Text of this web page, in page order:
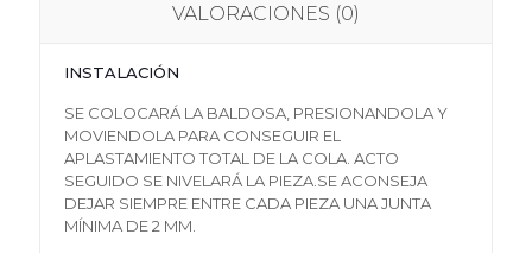
VALORACIONES (0)
INSTALACIÓN
SE COLOCARÁ LA BALDOSA, PRESIONANDOLA Y
MOVIENDOLA PARA CONSEGUIR EL
APLASTAMIENTO TOTAL DE LA COLA. ACTO
SEGUIDO SE NIVELARÁ LA PIEZA.SE ACONSEJA
DEJAR SIEMPRE ENTRE CADA PIEZA UNA JUNTA
MÍNIMA DE 2 MM.